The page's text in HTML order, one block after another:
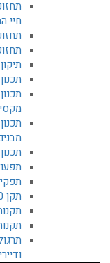
חיי
תקן 1220 של גלאי עשן